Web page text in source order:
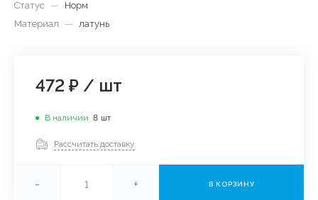
Статус
—
Норм
Материал
— латунь
472 ₽ / шт
В наличии 8 шт
Рассчитать доставку
- + В КОРЗИНУ